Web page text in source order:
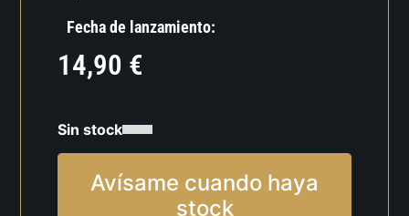
Fecha de lanzamiento:
14,90 €
Sin stock
Avísame cuando haya
stock